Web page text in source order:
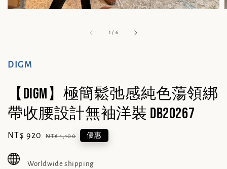
1 / 6
DIGM
【DIGM】極簡鬆弛感純色蕩領綁
帶收腰設計無袖洋裝 DB20267
Sale
NT$ 920 Regular
NT$ 1,100 優惠
Worldwide shipping